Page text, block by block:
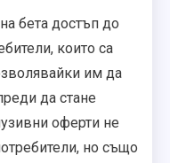
бета достъп до
които са
им да
да стане
оферти не
но също